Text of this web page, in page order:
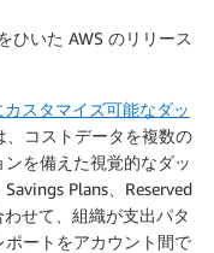
ひいた AWS のリリース
スタマイズ可能なダッ
、コストデータを複数の
を備えた視覚的なダッ
Plans、Reserved
せて、組織が支出パタ
ートをアカウント間で